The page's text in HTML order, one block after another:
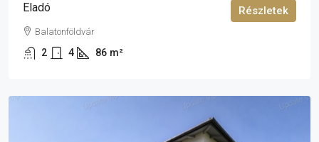
Eladó
Balatonföldvár
2 4 86 m²
Részletek